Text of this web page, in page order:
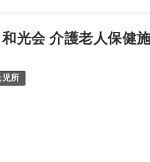
光会 介護老人保健
児所